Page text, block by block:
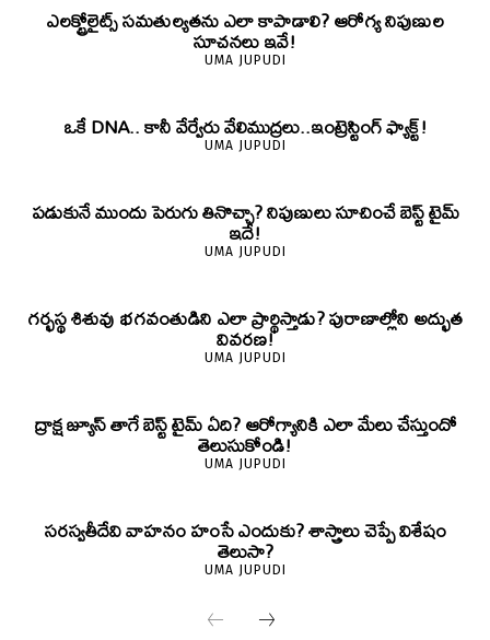
ఎలక్ట్రోలైట్స్ సమతుల్యతను ఎలా కాపాడాలి? ఆరోగ్య నిపుణుల
సూచనలు ఇవే!
UMA JUPUDI
ఒకే DNA.. కానీ వేర్వేరు వేలిముద్రలు..ఇంట్రెస్టింగ్ ఫ్యాక్ట్!
UMA JUPUDI
పడుకునే ముందు పెరుగు తినొచ్చా? నిపుణులు సూచించే బెస్ట్ టైమ్
ఇదే!
UMA JUPUDI
గర్భస్థ శిశువు భగవంతుడిని ఎలా ప్రార్థిస్తాడు? పురాణాల్లోని అద్భుత
వివరణ!
UMA JUPUDI
ద్రాక్ష జ్యూస్ తాగే బెస్ట్ టైమ్ ఏది? ఆరోగ్యానికి ఎలా మేలు చేస్తుందో
తెలుసుకోండి!
UMA JUPUDI
సరస్వతీదేవి వాహనం హంసే ఎందుకు? శాస్త్రాలు చెప్పే విశేషం
తెలుసా?
UMA JUPUDI